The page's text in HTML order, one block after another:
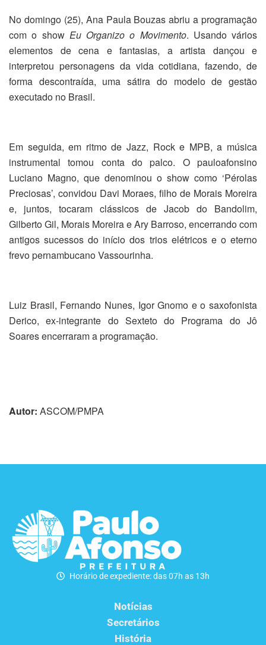
No domingo (25), Ana Paula Bouzas abriu a programação
com o show Eu Organizo o Movimento. Usando vários
elementos de cena e fantasias, a artista dançou e
interpretou personagens da vida cotidiana, fazendo, de
forma descontraída, uma sátira do modelo de gestão
executado no Brasil.
Em seguida, em ritmo de Jazz, Rock e MPB, a música
instrumental tomou conta do palco. O pauloafonsino
Luciano Magno, que denominou o show como ‘Pérolas
Preciosas’, convidou Davi Moraes, filho de Morais Moreira
e, juntos, tocaram clássicos de Jacob do Bandolim,
Gilberto Gil, Morais Moreira e Ary Barroso, encerrando com
antigos sucessos do início dos trios elétricos e o eterno
frevo pernambucano Vassourinha.
Luiz Brasil, Fernando Nunes, Igor Gnomo e o saxofonista
Derico, ex-integrante do Sexteto do Programa do Jô
Soares encerraram a programação.
Autor: ASCOM/PMPA
Horário de expediente: das 07h as 13h
Notícias
Secretários
História